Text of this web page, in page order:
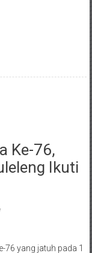
Ke-76,
Ikuti
76 yang jatuh pada 1